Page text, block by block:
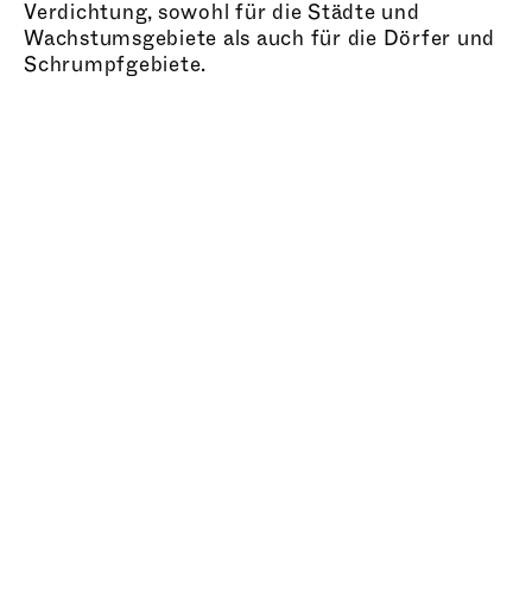
Verdichtung, sowohl für die Städte und
Wachstumsgebiete als auch für die Dörfer und
Schrumpfgebiete.